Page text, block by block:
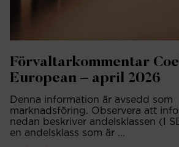
Förvaltarkommentar
European – april 2026
Denna information är avsedd som
marknadsföring. Observera att
nedan beskriver andelsklassen (I
en andelsklass som är ...